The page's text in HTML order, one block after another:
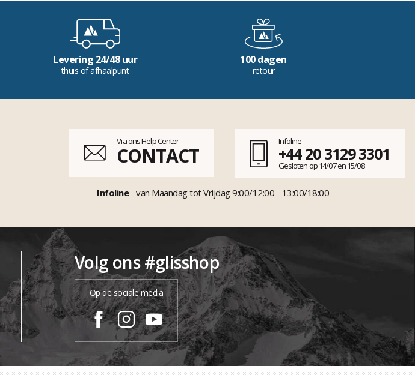
Levering 24/48 uur
thuis of afhaalpunt
100 dagen
retour
Via ons Help Center
CONTACT
Infoline
+44 20 3129 3301
Gesloten op 14/07 en 15/08
Infoline van Maandag tot Vrijdag 9:00/12:00 - 13:00/18:00
Volg ons #glisshop
Op de sociale media